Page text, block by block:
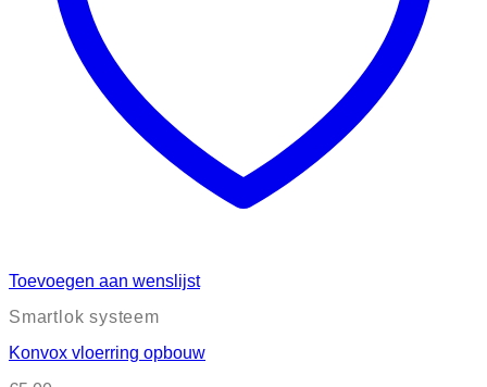
Toevoegen aan wenslijst
Smartlok systeem
Konvox vloerring opbouw